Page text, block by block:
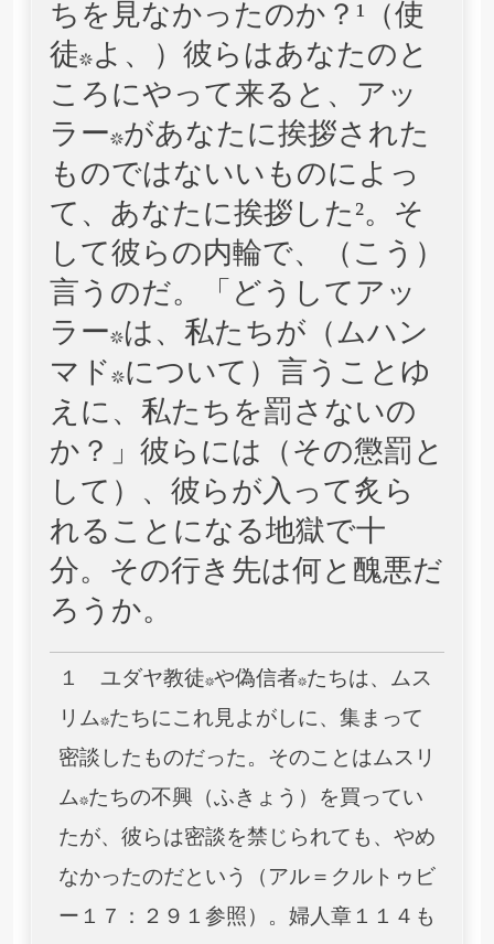
ちを見なかったのか？¹（使
徒*よ、）彼らはあなたのと
ころにやって来ると、アッ
ラー*があなたに挨拶された
ものではないいものによっ
て、あなたに挨拶した²。そ
して彼らの内輪で、（こう）
言うのだ。「どうしてアッ
ラー*は、私たちが（ムハン
マド*について）言うことゆ
えに、私たちを罰さないの
か？」彼らには（その懲罰と
して）、彼らが入って炙ら
れることになる地獄で十
分。その行き先は何と醜悪だ
ろうか。
１ ユダヤ教徒*や偽信者*たちは、ムス
リム*たちにこれ見よがしに、集まって
密談したものだった。そのことはムスリ
ム*たちの不興（ふきょう）を買ってい
たが、彼らは密談を禁じられても、やめ
なかったのだという（アル＝クルトゥビ
ー１７：２９１参照）。婦人章１１４も